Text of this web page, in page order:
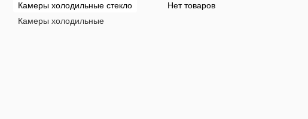
Нет товаров
Камеры холодильные стекло
Камеры холодильные